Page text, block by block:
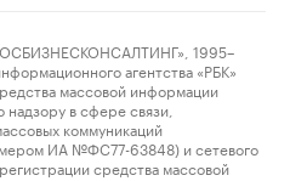
1995–
агентства «РБК»
массовой информации
в сфере связи,
коммуникаций
ИА №ФС77-63848) и сетевого
средства массовой